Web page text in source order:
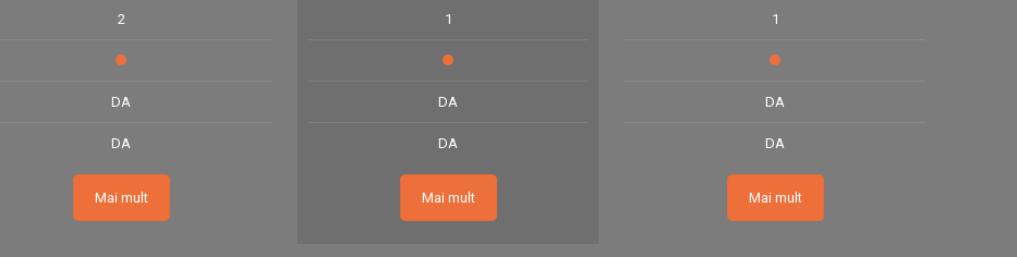
2
DA
DA
Mai mult
1
DA
DA
Mai mult
1
DA
DA
Mai mult